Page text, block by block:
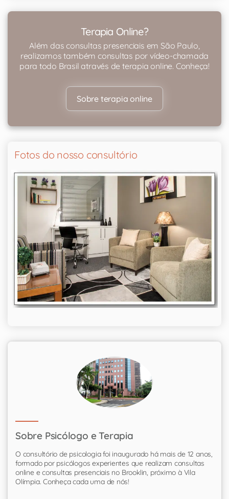
Terapia Online?
Além das consultas presenciais em São Paulo,
realizamos também consultas por vídeo-chamada
para todo Brasil através de terapia online. Conheça!
Sobre terapia online
Fotos do nosso consultório
Sobre Psicólogo e Terapia
O consultório de psicologia foi inaugurado há mais de 12 anos,
formado por psicólogos experientes que realizam consultas
online e consultas presenciais no Brooklin, próximo à Vila
Olímpia. Conheça cada uma de nós!